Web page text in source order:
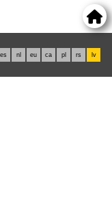
es nl eu ca pl rs lv